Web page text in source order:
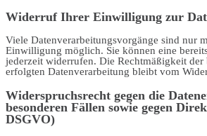
Widerruf Ihrer Einwilligung zur
Viele Datenverarbeitungsvorgänge sind nur
Einwilligung möglich. Sie können eine
jederzeit widerrufen. Die Rechtmäßigkeit
erfolgten Datenverarbeitung bleibt vom
Widerspruchsrecht gegen die
besonderen Fällen sowie gegen
DSGVO)